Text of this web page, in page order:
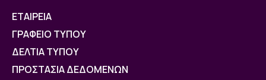
ΕΤΑΙΡΕΙΑ
ΓΡΑΦΕΙΟ ΤΥΠΟΥ
ΔΕΛΤΙΑ ΤΥΠΟΥ
ΠΡΟΣΤΑΣΙΑ ΔΕΔΟΜΕΝΩΝ